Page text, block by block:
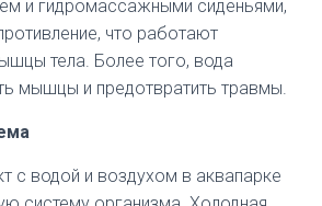
и гидромассажными сиденьями,
что работают
тела. Более того, вода
мышцы и предотвратить травмы.
с водой и воздухом в аквапарке